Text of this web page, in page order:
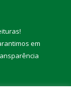
!
em